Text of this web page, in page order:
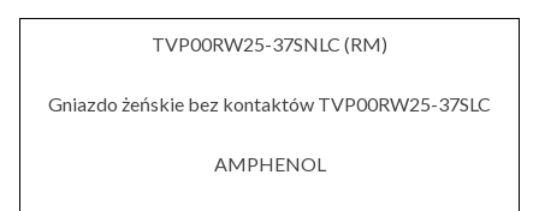
TVP00RW25-37SNLC (RM)
Gniazdo żeńskie bez kontaktów TVP00RW25-37SLC
AMPHENOL